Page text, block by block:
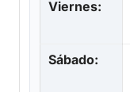
Viernes:
Sábado: